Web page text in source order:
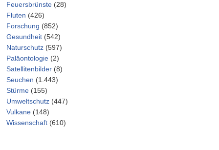
Feuersbrünste (28)
Fluten (426)
Forschung (852)
Gesundheit (542)
Naturschutz (597)
Paläontologie (2)
Satellitenbilder (8)
Seuchen (1.443)
Stürme (155)
Umweltschutz (447)
Vulkane (148)
Wissenschaft (610)